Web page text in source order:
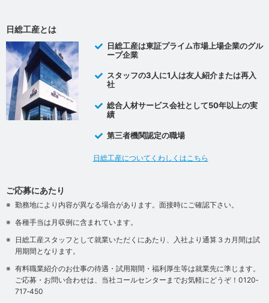
日総工産とは
日総工産は東証プライム市場上場企業のグル
ープ企業
スタッフの3人に1人は友人紹介または再入
社
総合人材サービス会社として50年以上の実
績
第三者機関認定の職場
日総工産についてくわしくはこちら
ご応募にあたり
勤務地により内容が異なる場合があります。面接時にご確認下さい。
各種手当は月収例に含まれています。
日総工産スタッフとして就業いただくにあたり、入社より通算３カ月間は試
用期間となります。
有料職業紹介のお仕事の待遇・試用期間・福利厚生等は就業先に準じます。
ご応募・お問い合わせは、当社コールセンターまでお気軽にどうぞ！0120‐
717‐450